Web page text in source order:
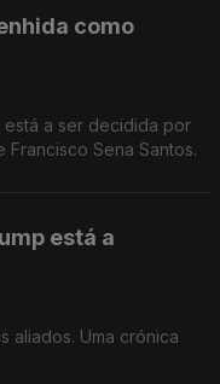
como
a ser decidida por
Sena Santos.
está a
aliados. Uma crónica